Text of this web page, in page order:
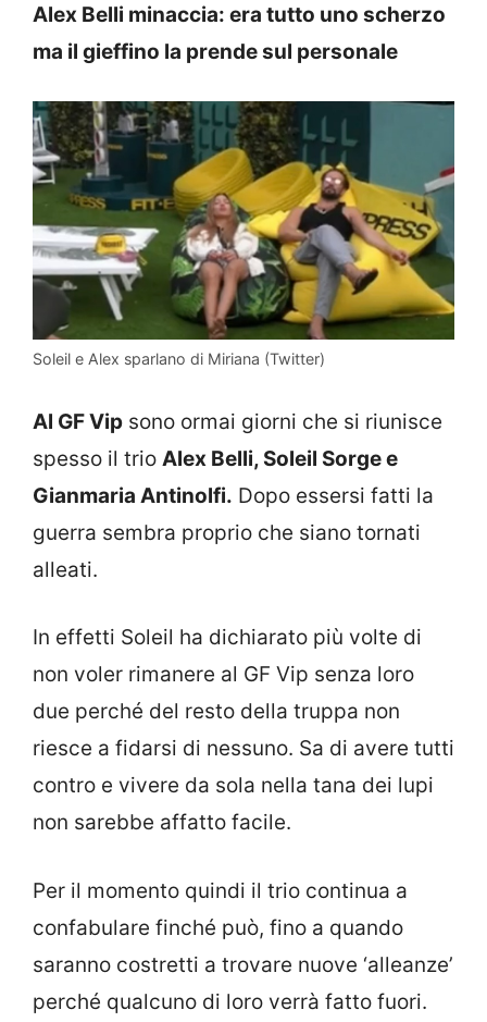
Alex Belli minaccia: era tutto uno scherzo
ma il gieffino la prende sul personale
Soleil e Alex sparlano di Miriana (Twitter)
Al GF Vip sono ormai giorni che si riunisce
spesso il trio Alex Belli, Soleil Sorge e
Gianmaria Antinolfi. Dopo essersi fatti la
guerra sembra proprio che siano tornati
alleati.
In effetti Soleil ha dichiarato più volte di
non voler rimanere al GF Vip senza loro
due perché del resto della truppa non
riesce a fidarsi di nessuno. Sa di avere tutti
contro e vivere da sola nella tana dei lupi
non sarebbe affatto facile.
Per il momento quindi il trio continua a
confabulare finché può, fino a quando
saranno costretti a trovare nuove ‘alleanze’
perché qualcuno di loro verrà fatto fuori.